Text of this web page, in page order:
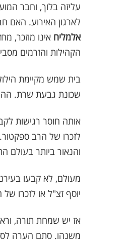
עליזה בלוך, וחבר
לארגון האירוע. האם
אלמליח אינו מוזכר,
הקהילות והזרמים
בית שמש מקיימת
שכונת גבעת שרת.
אותה חוסר רגישות
לזכרו של הרב
והנאור ביותר בעולם
מעולם, לא קבעו
יוסף זצ"ל או לזכרו
אז יש שמחת תורה,
משנהו. סתם הערה